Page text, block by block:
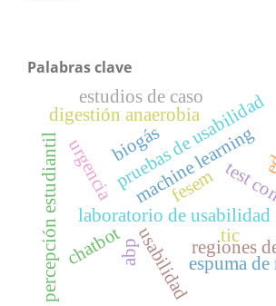
Palabras clave
laboratorio de usabilidad
pruebas de usabilidad
test
usabilidad
digestión anaerobia
biogás
machine learning
regiones
abp
estudios de caso
percepción estudiantil espuma
fesem
chatbot
urgencia
tic